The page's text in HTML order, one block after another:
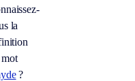
la
?